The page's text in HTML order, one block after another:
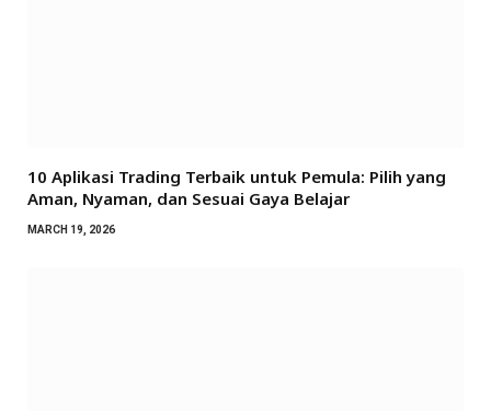
10 Aplikasi Trading Terbaik untuk Pemula: Pilih yang
Aman, Nyaman, dan Sesuai Gaya Belajar
MARCH 19, 2026